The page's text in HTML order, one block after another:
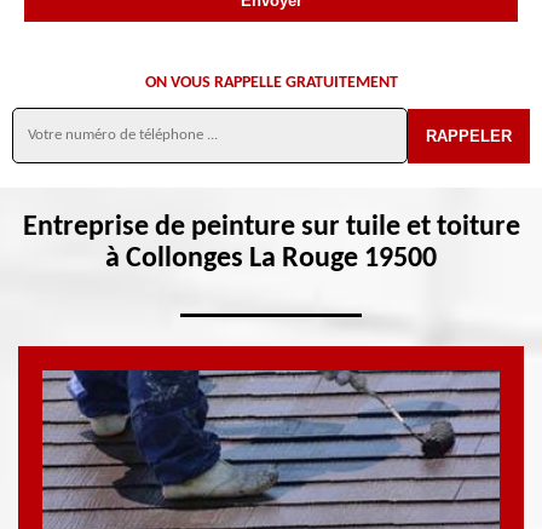
ON VOUS RAPPELLE GRATUITEMENT
Entreprise de peinture sur tuile et toiture
à Collonges La Rouge 19500